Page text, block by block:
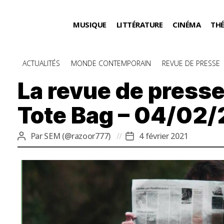
MUSIQUE LITTÉRATURE CINÉMA
Catégories
ACTUALITÉS MONDE CONTEMPORAIN REVUE DE PRESSE
La revue de
Tote Bag – 04/02/
Auteur
de
l’article
ParSEM (@razoor777)
Date
de
l’article
4 février 2021